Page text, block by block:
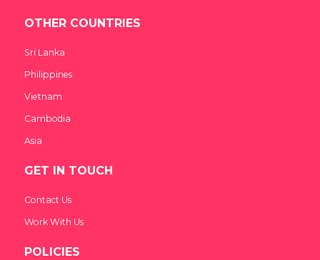
OTHER COUNTRIES
Sri Lanka
Philippines
Vietnam
Cambodia
Asia
GET IN TOUCH
Contact Us
Work With Us
POLICIES